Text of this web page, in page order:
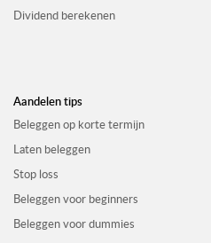
Dividend berekenen
Aandelen tips
Beleggen op korte termijn
Laten beleggen
Stop loss
Beleggen voor beginners
Beleggen voor dummies